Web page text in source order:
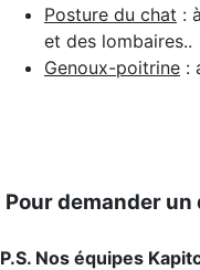
Posture du chat :
et des lombaires..
Genoux-poitrine :
Pour demander un
P.S. Nos équipes